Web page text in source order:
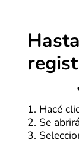
-50%
Hasta
1. Hacé
2. Se
3.